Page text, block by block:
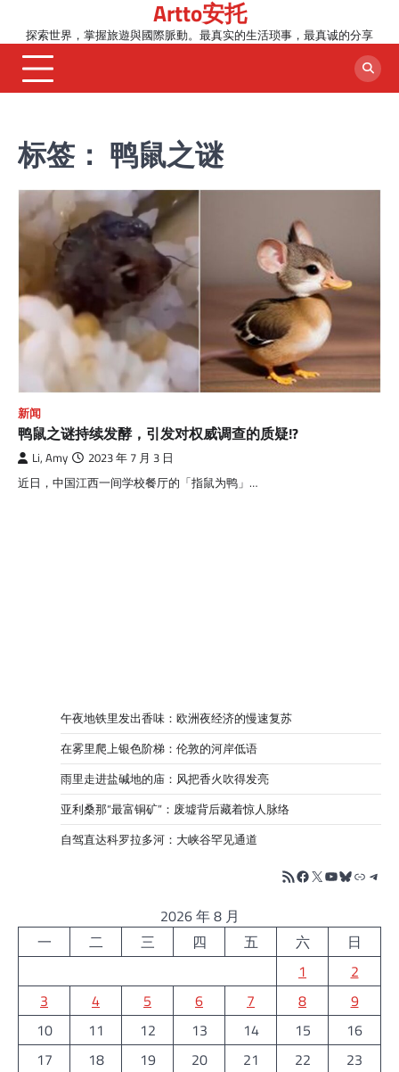
content
Artto安托
探索世界，掌握旅遊與國際脈動。最真实的生活琐事，最真诚的分享
标签： 鸭鼠之谜
新闻
鸭鼠之谜持续发酵，引发对权威调查的质疑!?
Li, Amy 2023 年 7 月 3 日
近日，中国江西一间学校餐厅的「指鼠为鸭」…
午夜地铁里发出香味：欧洲夜经济的慢速复苏
在雾里爬上银色阶梯：伦敦的河岸低语
雨里走进盐碱地的庙：风把香火吹得发亮
亚利桑那“最富铜矿”：废墟背后藏着惊人脉络
自驾直达科罗拉多河：大峡谷罕见通道
RSS FeedFacebook
X YouTube
Bluesky
链接
2026 年 8 月
一
二 三 四 五 六
日
1
2
3
4 5 6 7 8
9
10
11 12 13 14 15
16
17
18 19 20 21 22
23